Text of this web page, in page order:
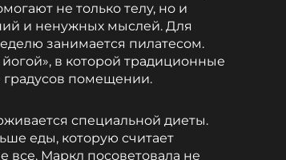
не только телу, но и
и ненужных мыслей. Для
занимается пилатесом.
в которой традиционные
градусов помещении.
специальной диеты.
еды, которую считает
все. Маркл посоветовала не